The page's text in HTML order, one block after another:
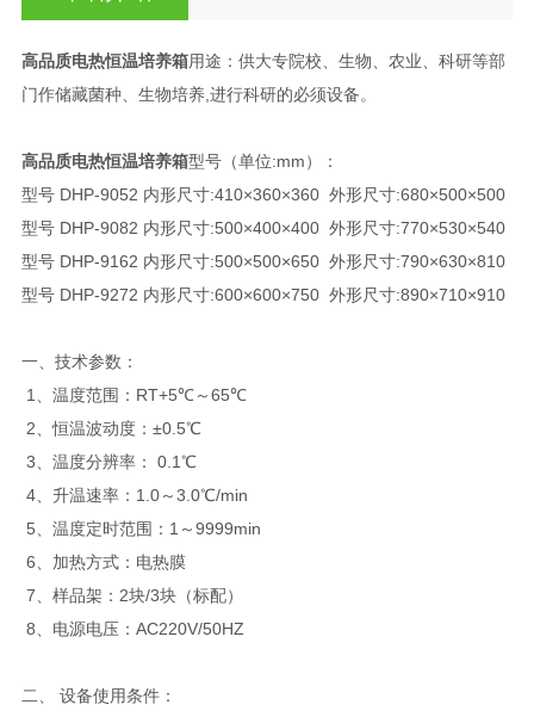
高品质电热恒温培养箱用途：供大专院校、生物、农业、科研等部
门作储藏菌种、生物培养,进行科研的必须设备。
高品质电热恒温培养箱型号（单位:mm）：
型号 DHP-9052 内形尺寸:410×360×360 外形尺寸:680×500×500
型号 DHP-9082 内形尺寸:500×400×400 外形尺寸:770×530×540
型号 DHP-9162 内形尺寸:500×500×650 外形尺寸:790×630×810
型号 DHP-9272 内形尺寸:600×600×750 外形尺寸:890×710×910
一、技术参数：
1、温度范围：RT+5℃～65℃
2、恒温波动度：±0.5℃
3、温度分辨率： 0.1℃
4、升温速率：1.0～3.0℃/min
5、温度定时范围：1～9999min
6、加热方式：电热膜
7、样品架：2块/3块（标配）
8、电源电压：AC220V/50HZ
二、 设备使用条件：